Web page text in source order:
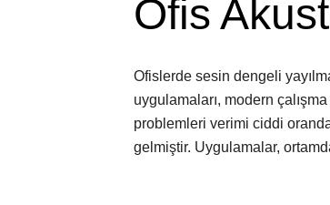
Ofis
Ofislerde sesin dengeli
uygulamaları, modern
problemleri verimi ciddi
gelmiştir. Uygulamalar,